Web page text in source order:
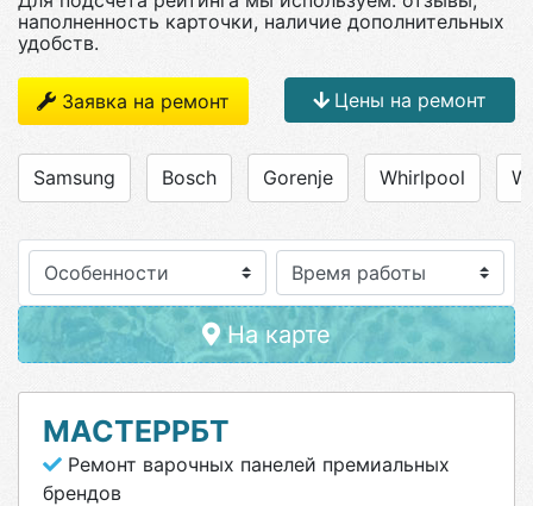
наполненность карточки, наличие дополнительных
удобств.
Заявка на ремонт Цены на ремонт
Samsung Bosch Gorenje Whirlpool
Особенности
На карте
МАСТЕРРБТ
Ремонт варочных панелей премиальных
брендов